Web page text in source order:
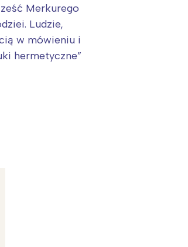
Merkurego
Ludzie,
w mówieniu i
hermetyczne”